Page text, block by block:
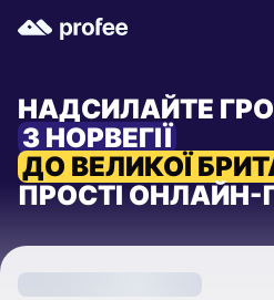
НАДСИЛАЙТЕ
З НОРВЕГІЇ
ДО ВЕЛИКОЇ
ПРОСТІ ОНЛАЙН-